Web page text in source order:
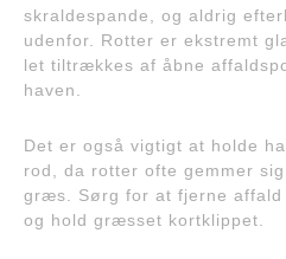
skraldespande, og aldrig
udenfor. Rotter er ekstremt
let tiltrækkes af åbne
haven.
Det er også vigtigt at holde
rod, da rotter ofte gemmer
græs. Sørg for at fjerne affald
og hold græsset kortklippet.